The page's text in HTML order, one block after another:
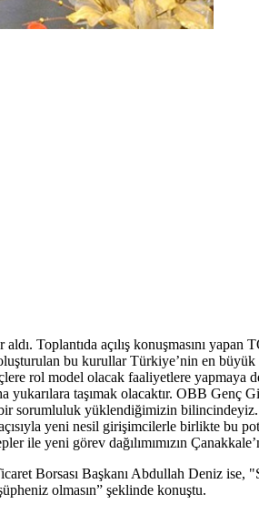
Toplantıda açılış konuşmasını
bu kurullar Türkiye’nin en
rol model olacak faaliyetlere yapmaya
taşımak olacaktır. OBB
sorumluluk yüklendiğimizin
yeni nesil girişimcilerle birlikte bu
yeni görev dağılımımızın
Borsası Başkanı Abdullah Deniz ise,
olmasın” şeklinde konuştu.